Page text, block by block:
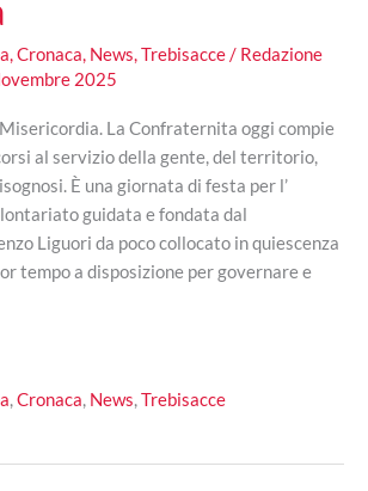
,Cronaca, News,Trebisacce/ Redazione
2025
La Confraternita oggi compie
al servizio della gente, del territorio,
È una giornata di festa per l’
guidata e fondata dal
Liguori da poco collocato in quiescenza
tempo a disposizione per governare e
,Cronaca, News,Trebisacce